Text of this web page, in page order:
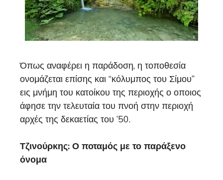
Όπως αναφέρει η παράδοση, η τοποθεσία
ονομάζεται επίσης και “κόλυμπος του Σίμου”
εις μνήμη του κατοίκου της περιοχής ο οποιος
άφησε την τελευταία του πνοή στην περιοχή
αρχές της δεκαετίας του ’50.
Τζινούρκης: Ο ποταμός με το παράξενο
όνομα